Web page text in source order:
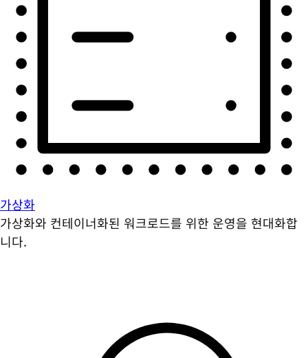
가상화
가상화와 컨테이너화된 워크로드를 위한 운영을 현대화합
니다.